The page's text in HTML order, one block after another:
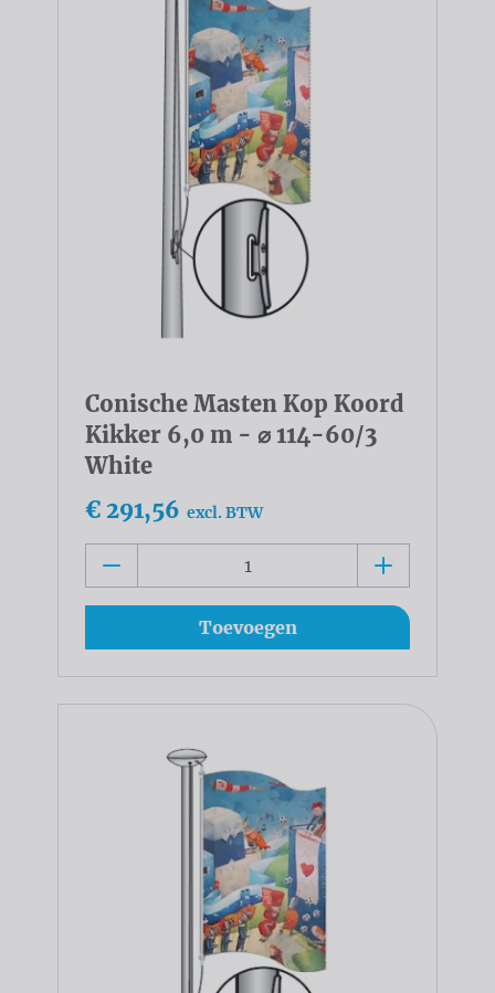
Conische Masten Kop Koord
Kikker 6,0 m - ⌀ 114-60/3
White
€ 291,56 excl. BTW
Toevoegen